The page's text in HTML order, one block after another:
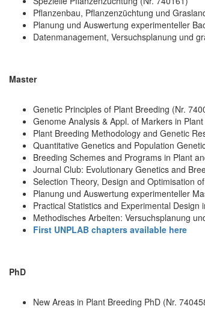
Pflanzenbau, Pflanzenzüchtung und
Planung und Auswertung experimenteller
Datenmanagement, Versuchsplanung und
Master
Genetic Principles of Plant Breeding (Nr.
Genome Analysis & Appl. of Markers in
Plant Breeding Methodology and Genetic
Quantitative Genetics and Population
Breeding Schemes and Programs in Plant
Journal Club: Evolutionary Genetics and
Selection Theory, Design and Optimisation
Planung und Auswertung experimenteller
Practical Statistics and Experimental Design
Methodisches Arbeiten: Versuchsplanung
First UNPLAB chapters available here
PhD
New Areas in Plant Breeding PhD (Nr.